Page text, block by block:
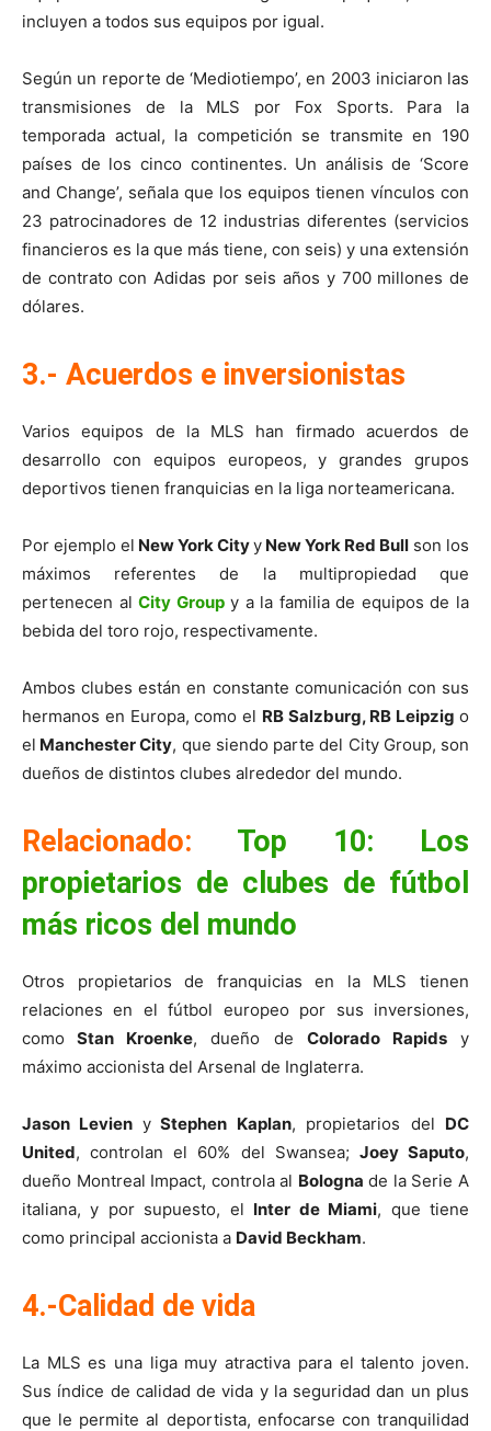
incluyen a todos sus equipos por igual.
Según un reporte de ‘Mediotiempo’, en 2003 iniciaron las
transmisiones de la MLS por Fox Sports. Para la
temporada actual, la competición se transmite en 190
países de los cinco continentes. Un análisis de ‘Score
and Change’, señala que los equipos tienen vínculos con
23 patrocinadores de 12 industrias diferentes (servicios
financieros es la que más tiene, con seis) y una extensión
de contrato con Adidas por seis años y 700 millones de
dólares.
3.- Acuerdos e inversionistas
Varios equipos de la MLS han firmado acuerdos de
desarrollo con equipos europeos, y grandes grupos
deportivos tienen franquicias en la liga norteamericana.
Por ejemplo el New York Cityy New York Red Bull son los
máximos referentes de la multipropiedad que
pertenecen alCity Groupy a la familia de equipos de la
bebida del toro rojo, respectivamente.
Ambos clubes están en constante comunicación con sus
hermanos en Europa, como el RB Salzburg, RB Leipzigo
el Manchester City, que siendo parte del City Group, son
dueños de distintos clubes alrededor del mundo.
Relacionado:
Top 10: Los
propietarios de clubes de fútbol
más ricos del mundo
Otros propietarios de franquicias en la MLS tienen
relaciones en el fútbol europeo por sus inversiones,
como Stan Kroenke, dueño de Colorado Rapidsy
máximo accionista del Arsenal de Inglaterra.
Jason Levien yStephen Kaplan, propietarios del DC
United, controlan el 60% del Swansea; Joey Saputo,
dueño Montreal Impact, controla al Bologna de la Serie A
italiana, y por supuesto, el Inter de Miami, que tiene
como principal accionista a David Beckham.
4.-Calidad de vida
La MLS es una liga muy atractiva para el talento joven.
Sus índice de calidad de vida y la seguridad dan un plus
que le permite al deportista, enfocarse con tranquilidad